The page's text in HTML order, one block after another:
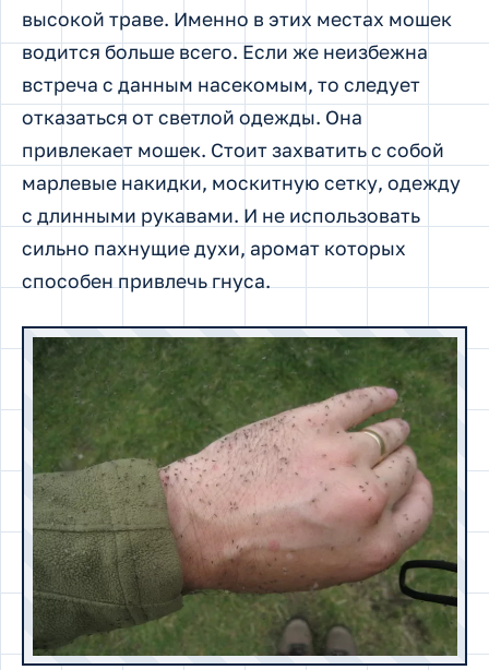
высокой траве. Именно в этих местах мошек
водится больше всего. Если же неизбежна
встреча с данным насекомым, то следует
отказаться от светлой одежды. Она
привлекает мошек. Стоит захватить с собой
марлевые накидки, москитную сетку, одежду
с длинными рукавами. И не использовать
сильно пахнущие духи, аромат которых
способен привлечь гнуса.